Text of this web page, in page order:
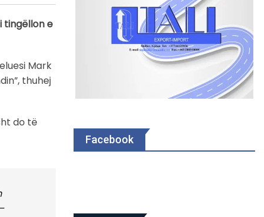
tingëllon e
Mark
thuhej
do të
Facebook